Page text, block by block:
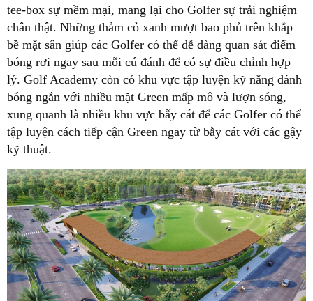
tee-box sự mềm mại, mang lại cho Golfer sự trải nghiệm
chân thật. Những thảm cỏ xanh mượt bao phủ trên khắp
bề mặt sân giúp các Golfer có thể dễ dàng quan sát điểm
bóng rơi ngay sau mỗi cú đánh để có sự điều chỉnh hợp
lý. Golf Academy còn có khu vực tập luyện kỹ năng đánh
bóng ngắn với nhiều mặt Green mấp mô và lượn sóng,
xung quanh là nhiều khu vực bẫy cát để các Golfer có thể
tập luyện cách tiếp cận Green ngay từ bẫy cát với các gậy
kỹ thuật.